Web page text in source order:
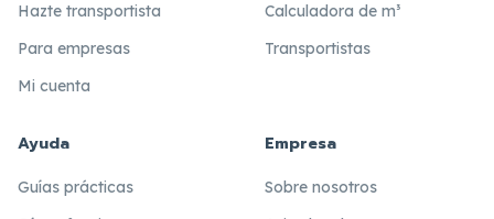
Hazte transportista
Para empresas
Mi cuenta
Calculadora de m³
Transportistas
Ayuda
Guías prácticas
Empresa
Sobre nosotros